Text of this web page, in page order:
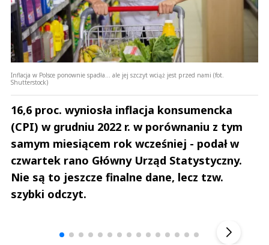
Inflacja w Polsce ponownie spadła... ale jej szczyt wciąż jest przed nami (fot.
Shutterstock)
16,6 proc. wyniosła inflacja konsumencka
(CPI) w grudniu 2022 r. w porównaniu z tym
samym miesiącem rok wcześniej - podał w
czwartek rano Główny Urząd Statystyczny.
Nie są to jeszcze finalne dane, lecz tzw.
szybki odczyt.